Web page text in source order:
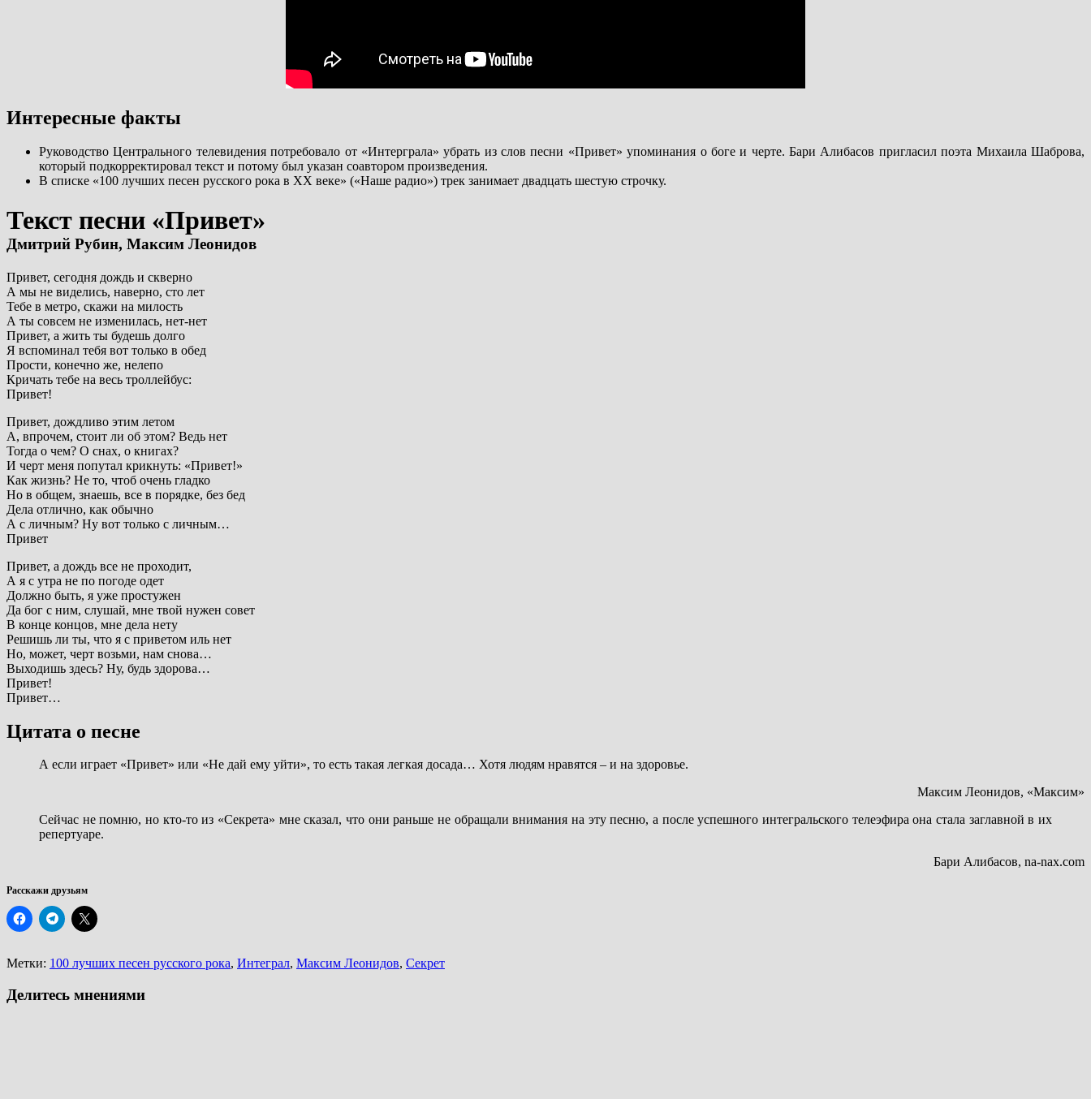
Интересные факты
Руководство Центрального телевидения потребовало от «Интерграла» убрать из слов песни «Привет» упоминания о боге и черте. Бари Алибасов пригласил поэта Михаила Шаброва,
который подкорректировал текст и потому был указан соавтором произведения.
В списке «100 лучших песен русского рока в ХХ веке» («Наше радио») трек занимает двадцать шестую строчку.
Текст песни «Привет»
Дмитрий Рубин, Максим Леонидов
Привет, сегодня дождь и скверно
А мы не виделись, наверно, сто лет
Тебе в метро, скажи на милость
А ты совсем не изменилась, нет-нет
Привет, а жить ты будешь долго
Я вспоминал тебя вот только в обед
Прости, конечно же, нелепо
Кричать тебе на весь троллейбус:
Привет!
Привет, дождливо этим летом
А, впрочем, стоит ли об этом? Ведь нет
Тогда о чем? О снах, о книгах?
И черт меня попутал крикнуть: «Привет!»
Как жизнь? Не то, чтоб очень гладко
Но в общем, знаешь, все в порядке, без бед
Дела отлично, как обычно
А с личным? Ну вот только с личным…
Привет
Привет, а дождь все не проходит,
А я с утра не по погоде одет
Должно быть, я уже простужен
Да бог с ним, слушай, мне твой нужен совет
В конце концов, мне дела нету
Решишь ли ты, что я с приветом иль нет
Но, может, черт возьми, нам снова…
Выходишь здесь? Ну, будь здорова…
Привет!
Привет…
Цитата о песне
А если играет «Привет» или «Не дай ему уйти», то есть такая легкая досада… Хотя людям нравятся – и на здоровье.
Максим Леонидов, «Максим»
Сейчас не помню, но кто-то из «Секрета» мне сказал, что они раньше не обращали внимания на эту песню, а после успешного интегральского телеэфира она стала заглавной в их
репертуаре.
Бари Алибасов, na-nax.com
Расскажи друзьям
Метки: 100 лучших песен русского рока, Интеграл, Максим Леонидов, Секрет
Делитесь мнениями